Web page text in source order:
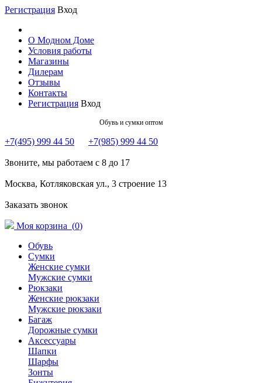
Регистрация Вход
О Модном Доме
Условия работы
Магазины
Дилерам
Отзывы
Контакты
Регистрация Вход
Обувь и сумки оптом
+7(495) 999 44 50 +7(985) 999 44 50
Звоните, мы работаем с 8 до 17
Москва, Котляковская ул., 3 строение 13
Заказать звонок
Моя корзина (0)
Обувь
Сумки
Женские сумки
Мужские сумки
Рюкзаки
Женские рюкзаки
Мужские рюкзаки
Багаж
Дорожные сумки
Аксессуары
Шапки
Шарфы
Зонты